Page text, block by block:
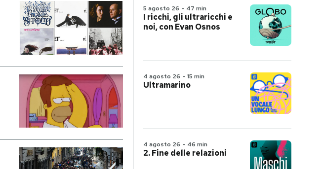
5 agosto 26 - 47 min
I ricchi, gli ultraricchi e
noi, con Evan Osnos
4 agosto 26 - 15 min
Ultramarino
4 agosto 26 - 46 min
2. Fine delle relazioni